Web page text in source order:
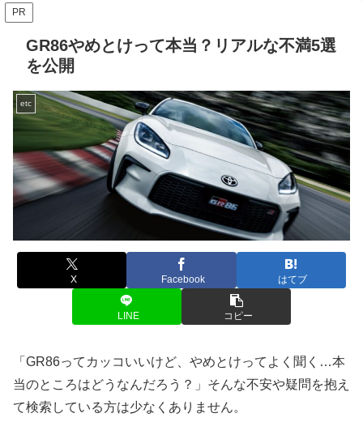
PR
GR86やめとけって本当？リアルな不満5選
を公開
etc
X Facebook はてブ
LINE コピー
「GR86ってカッコいいけど、やめとけってよく聞く…本
当のところはどうなんだろう？」そんな不安や疑問を抱え
て検索している方は少なくありません。